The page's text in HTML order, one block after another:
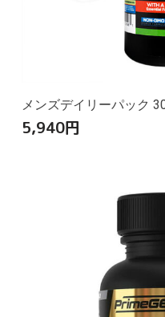
メンズデイリーパック
5,940円